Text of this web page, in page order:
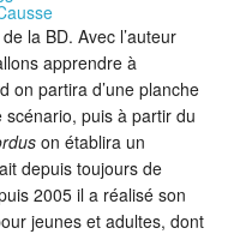
la BD. Avec l’auteur
apprendre à
on partira d’une planche
puis à partir du
on établira un
depuis toujours de
2005 il a réalisé son
jeunes et adultes, dont